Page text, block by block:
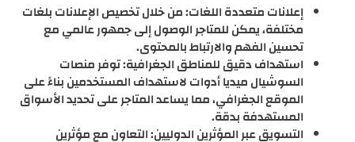
إعلانات متعددة اللغات: من خلال تخصيص الإعلانات بلغات
مختلفة، يمكن للمتاجر الوصول إلى جمهور عالمي مع
تحسين الفهم والارتباط بالمحتوى.
استهداف دقيق للمناطق الجغرافية: توفر منصات
السوشيال ميديا أدوات لاستهداف المستخدمين بناءً على
الموقع الجغرافي، مما يساعد المتاجر على تحديد الأسواق
المستهدفة بدقة.
التسويق عبر المؤثرين الدوليين: التعاون مع مؤثرين